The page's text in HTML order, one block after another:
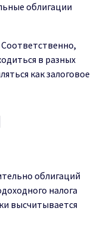
облигации
в разных
как залоговое
облигаций
налога
высчитывается